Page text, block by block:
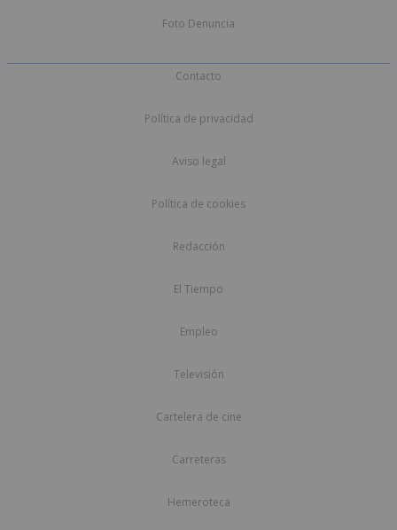
Foto Denuncia
Contacto
Política de privacidad
Aviso legal
Política de cookies
Redacción
El Tiempo
Empleo
Televisión
Cartelera de cine
Carreteras
Hemeroteca